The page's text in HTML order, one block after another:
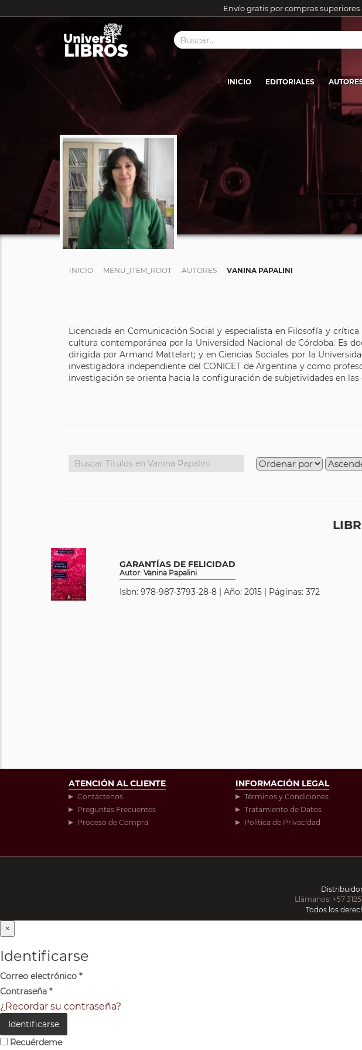
Envío gratis por compras
INICIO EDITORIALES
INICIO MENU_ITEM_ROOT AUTORES VANINA PAPALINI
Licenciada en Comunicación Social y especialista en Filosofía y
cultura contemporánea por la Universidad Nacional de Córdoba. Es
dirigida por Armand Mattelart; y en Ciencias Sociales por la
investigadora independiente del CONICET de Argentina y como
investigación se orienta hacia la configuración de subjetividades en
GARANTÍAS DE FELICIDAD
Autor: Vanina Papalini
Isbn: 978-987-3793-28-8 | Año: 2015 | Páginas: 372
ATENCIÓN AL CLIENTE
Contáctenos
Preguntas Frecuentes
Proceso de Compra
INFORMACIÓN LEGAL
Términos y Condiciones
Tratamiento de Datos
Política de Privacidad
Llámanos: +57
Todos los
×
Identificarse
Correo electrónico *
Contraseña *
¿Recordar su contraseña?
Identificarse
Recuérdeme